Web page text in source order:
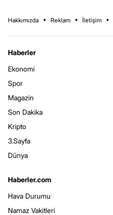
Hakkımızda Reklam İletişim
Haberler
Ekonomi
Spor
Magazin
Son Dakika
Kripto
3.Sayfa
Dünya
Haberler.com
Hava Durumu
Namaz Vakitleri